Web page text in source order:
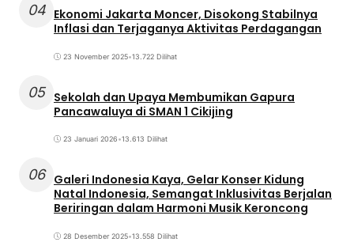
04 Ekonomi Jakarta Moncer, Disokong Stabilnya
Inflasi dan Terjaganya Aktivitas Perdagangan
23 November 2025•13.722 Dilihat
05 Sekolah dan Upaya Membumikan Gapura
Pancawaluya di SMAN 1 Cikijing
23 Januari 2026•13.613 Dilihat
06 Galeri Indonesia Kaya, Gelar Konser Kidung
Natal Indonesia, Semangat Inklusivitas Berjalan
Beriringan dalam Harmoni Musik Keroncong
28 Desember 2025•13.558 Dilihat